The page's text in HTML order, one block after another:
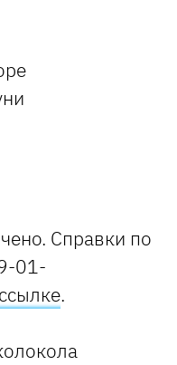
Справки по
01-
.